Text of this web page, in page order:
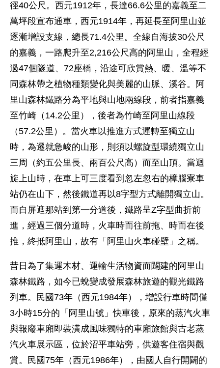
徑40公尺。西元1912年，長達66.6公里的嘉義至二
萬坪段宣布通車，西元1914年，再延長至阿里山並
逐漸增設支線，總長71.4公里。全線自海拔30公尺
的嘉義，一路爬升至2,216公尺高的阿里山，全程經
過47個隧道、72座橋，沿途可欣賞熱、暖、溫等不
同森林帶之植物種類變化與美麗的山脈、溪谷。阿
里山森林鐵路分為平地與山地兩線段，前者指嘉義
至竹崎（14.2公里），後者為竹崎至阿里山線段
（57.2公里）。當火車以推進方式運轉至獨立山
時，為遷就急峻的山形，則須以螺旋型環繞獨立山
三周（約五公里長、兩百公尺高）而至山頂。當迴
旋上山時，在車上可三度看到忽左忽右的樟腦寮車
站仍在山下，然後鐵道再以8字型方式離開獨立山。
而自屏遮那站到第一分道後，鐵路呈Z字型曲折前
進，經過三個分道時，火車時而往前拖、時而在後
推，終抵阿里山，故有「阿里山火車碰壁」之稱。
昔日為了集運木材、運輸生活物資而闢建的阿里山
森林鐵路，如今已蛻變成發展森林旅遊的觀光鐵路
列車。民國73年（西元1984年），增設行車時間僅
3小時15分的「阿里山號」快車後，原來的蒸汽火車
與報廢車廂即裝潢成風味獨特的車廂旅館與古老蒸
汽火車展示區，位於沼平車站旁，供遊客住宿與觀
賞。民國75年（西元1986年），由國人自行開闢的